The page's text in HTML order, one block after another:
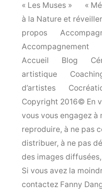
« Les Muses » «
à la Nature et
propos
Accompagnement
Accueil
Blog
artistique
d’artistes
Copyright 2016© En
vous vous engagez à
reproduire, à ne pas
distribuer, à ne pas
des images
Si vous avez la
contactez Fanny